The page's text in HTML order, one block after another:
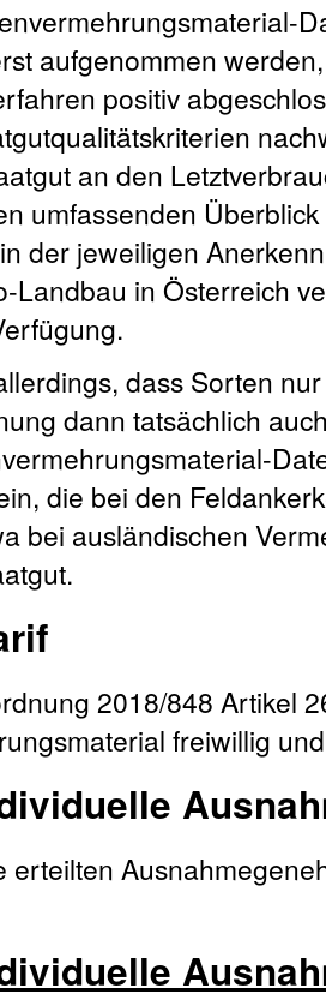
aufgenommen
positiv
an den
umfassenden
der jeweiligen
Landbau in Österreich
dass Sorten
dann tatsächlich
die bei den
bei ausländischen
2018/848 Artikel
freiwillig
erteilten